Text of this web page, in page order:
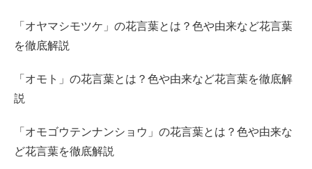
「オヤマシモツケ」の花言葉とは？色や由来など花言葉
を徹底解説
「オモト」の花言葉とは？色や由来など花言葉を徹底解
説
「オモゴウテンナンショウ」の花言葉とは？色や由来な
ど花言葉を徹底解説